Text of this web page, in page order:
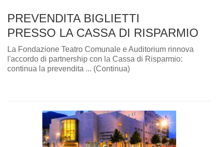
PREVENDITA BIGLIETTI
PRESSO LA CASSA DI RISPARMIO
La Fondazione Teatro Comunale e Auditorium rinnova
l'accordo di partnership con la Cassa di Risparmio:
continua la prevendita ... (Continua)